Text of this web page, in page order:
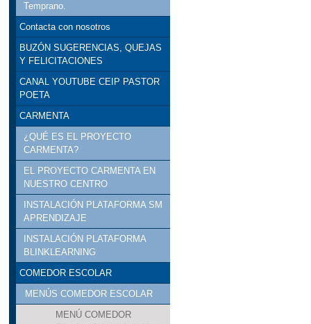
Temprano.
Contacta con nosotros
BUZÓN SUGERENCIAS, QUEJAS
Y FELICITACIONES
CANAL YOUTUBE CEIP PASTOR
POETA
CARMENTA
¿QUÉ ES EL PROYECTO
CARMENTA?
EL PROYECTO CARMENTA EN
NUESTRO CENTRO
INSTALACIÓN PLATAFORMA SM
APRENDIZAJE
INSTALACIÓN PLATAFORMA
BLINKLEARNING
COMEDOR ESCOLAR
MENÚS COMEDOR ESCOLAR
MENÚ COMEDOR